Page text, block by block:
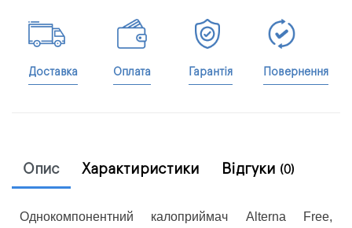
Доставка Оплата Гарантія Повернення
Опис Характиристики Відгуки (0)
Однокомпонентний калоприймач Alterna Free,